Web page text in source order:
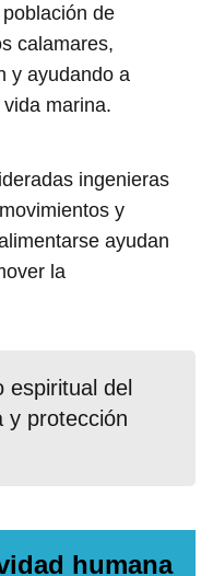
de
calamares,
y ayudando a
marina.
ingenieras
y
ayudan
la
espiritual del
y protección
humana